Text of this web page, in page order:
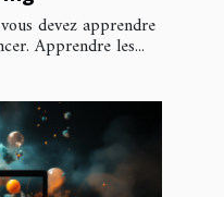
devez apprendre
Apprendre les...